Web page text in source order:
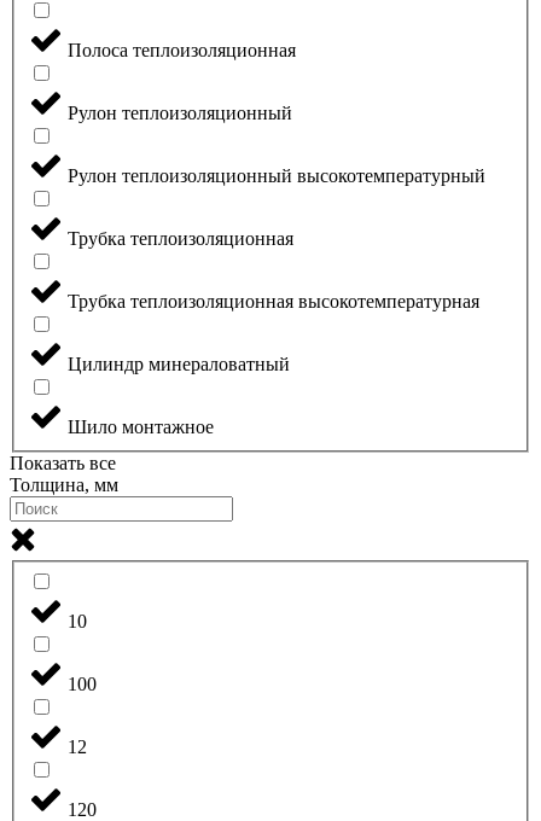
Полоса теплоизоляционная
Рулон теплоизоляционный
Рулон теплоизоляционный высокотемпературный
Трубка теплоизоляционная
Трубка теплоизоляционная высокотемпературная
Цилиндр минераловатный
Шило монтажное
Показать все
Толщина, мм
10
100
12
120